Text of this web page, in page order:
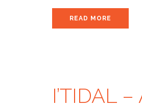
READ MORE
I’TIDAL